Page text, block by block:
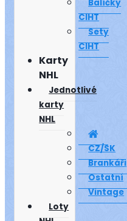
Balíčky
CIHT
Sety
CIHT
Karty
NHL
Jednotlivé
karty
NHL
CZ/SK
Brankáři
Ostatní
Vintage
Loty